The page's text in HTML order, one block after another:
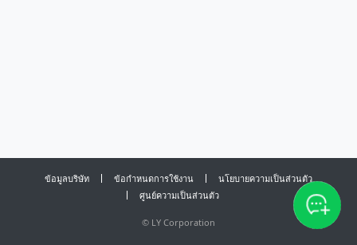
ข้อมูลบริษัท ข้อกำหนดการใช้งาน
นโยบายความเป็นส่วนตัว
ศูนย์ความเป็นส่วนตัว
© LY Corporation